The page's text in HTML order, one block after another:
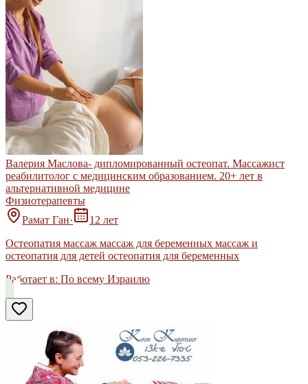
Валерия Маслова- дипломированный остеопат. Массажист
реабилитолог с медицинским образованием. 20+ лет в
альтернативной медицине
Физиотерапевты
Рамат Ган·
12 лет
Остеопатия массаж массаж для беременных массаж и
остеопатия для детей остеопатия для беременных
Работает в: По всему Израилю